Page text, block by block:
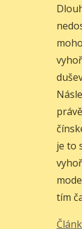
je to
tím